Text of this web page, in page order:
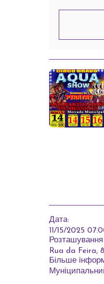
Дата:
11/15/2025
Розташування
Rua da Feira,
Більше